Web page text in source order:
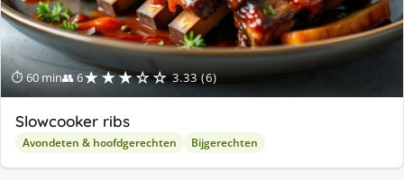
⏱ 60 min👥 6★★★☆☆ 3.33 (6)
Slowcooker ribs
Avondeten & hoofdgerechten Bijgerechten